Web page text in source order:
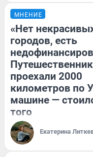
МНЕНИЕ
«Нет
городов, есть
проехали 2000
километров по
машине —
того
Екатерина